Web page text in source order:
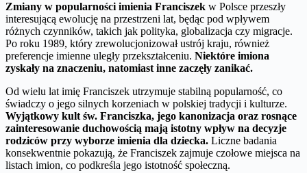
Zmiany w popularności imienia Franciszek w Polsce przeszły
interesującą ewolucję na przestrzeni lat, będąc pod wpływem
różnych czynników, takich jak polityka, globalizacja czy migracje.
Po roku 1989, który zrewolucjonizował ustrój kraju, również
preferencje imienne uległy przekształceniu. Niektóre imiona
zyskały na znaczeniu, natomiast inne zaczęły zanikać.
Od wielu lat imię Franciszek utrzymuje stabilną popularność, co
świadczy o jego silnych korzeniach w polskiej tradycji i kulturze.
Wyjątkowy kult św. Franciszka, jego kanonizacja oraz rosnące
zainteresowanie duchowością mają istotny wpływ na decyzje
rodziców przy wyborze imienia dla dziecka. Liczne badania
konsekwentnie pokazują, że Franciszek zajmuje czołowe miejsca na
listach imion, co podkreśla jego istotność społeczną.